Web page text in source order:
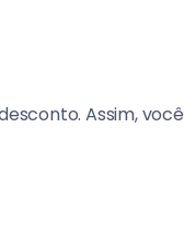
Assim, você